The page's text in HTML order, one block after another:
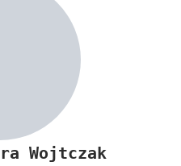
Wojtczak